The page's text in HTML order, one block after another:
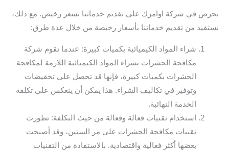
نحرص في شركة اوامرك على تقديم خدماتنا بسعر رخيص. مع ذلك،
نستفيد من تقديم خدماتنا بأسعار رخيصة من خلال عدة طرق:
شراء المواد الكيميائية بكميات كبيرة: عندما تقوم شركة
مكافحة الحشرات بشراء المواد الكيميائية اللازمة لمكافحة
الحشرات بكميات كبيرة، فإنها قد تحصل على تخفيضات
وتوفير في تكاليف الشراء. هذا يمكن أن ينعكس على تكلفة
الخدمة النهائية.
استخدام تقنيات فعالة وفعالة من حيث التكلفة: تطورت
تقنيات مكافحة الحشرات على مر السنين، وقد أصبحت
بعضها أكثر فعالية واقتصادية. بالاستفادة من التقنيات